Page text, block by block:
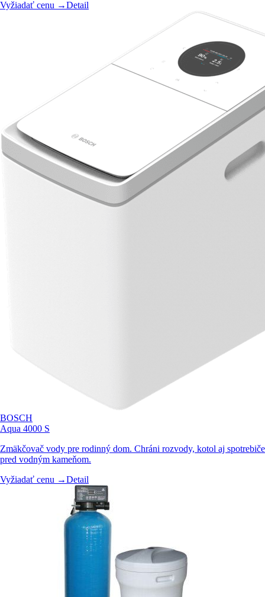
Vyžiadať cenu →Detail
BOSCH
Aqua 4000 S
Zmäkčovač vody pre rodinný dom. Chráni rozvody, kotol aj spotrebiče
pred vodným kameňom.
Vyžiadať cenu →Detail